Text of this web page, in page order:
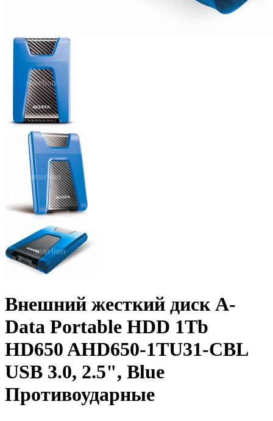
Внешний жесткий диск A-
Data Portable HDD 1Tb
HD650 AHD650-1TU31-CBL
USB 3.0, 2.5", Blue
Противоударные